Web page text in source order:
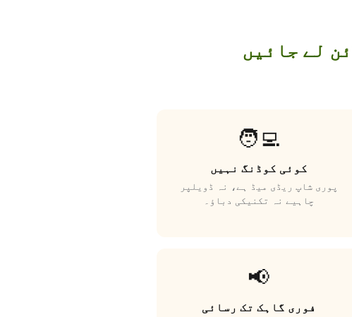
🧑‍💻
کوئی کوڈنگ نہیں
پوری شاپ ریڈی میڈ ہے، نہ ڈویلپر
چاہیے نہ تکنیکی دباؤ۔
📢
فوری گاہک تک رسائی